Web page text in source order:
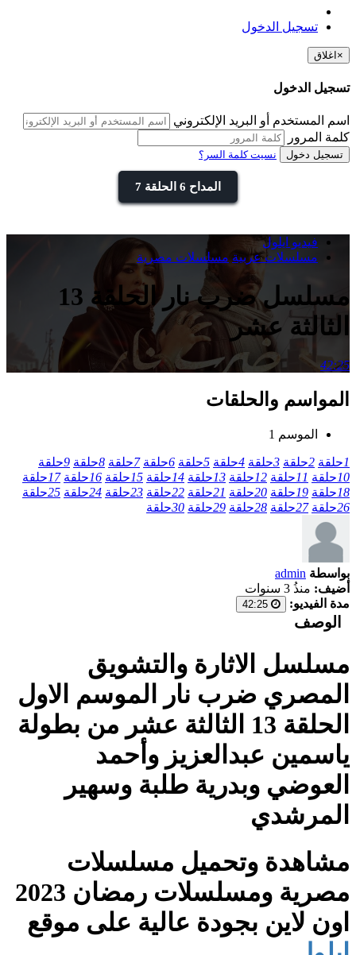
تسجيل الدخول
× اغلاق
تسجيل الدخول
اسم المستخدم أو البريد الإلكتروني
كلمة المرور
تسجيل دخول نسيت كلمة السر؟
المداح 6 الحلقة 7
فيديو ايلول
مسلسلات عربية مسلسلات مصرية
مسلسل ضرب نار الحلقة 13
الثالثة عشر
42:25
المواسم والحلقات
الموسم 1
1حلقة 2حلقة 3حلقة 4حلقة 5حلقة 6حلقة 7حلقة 8حلقة 9حلقة
10حلقة 11حلقة 12حلقة 13حلقة 14حلقة 15حلقة 16حلقة 17حلقة
18حلقة 19حلقة 20حلقة 21حلقة 22حلقة 23حلقة 24حلقة 25حلقة
26حلقة 27حلقة 28حلقة 29حلقة 30حلقة
بواسطة admin
أضيف: منذُ 3 سنوات
مدة الفيديو:
الوصف
مسلسل الاثارة والتشويق
المصري ضرب نار الموسم الاول
الحلقة 13 الثالثة عشر من بطولة
ياسمين عبدالعزيز وأحمد
العوضي وبدرية طلبة وسهير
المرشدي
مشاهدة وتحميل مسلسلات
مصرية ومسلسلات رمضان 2023
اون لاين بجودة عالية على موقع